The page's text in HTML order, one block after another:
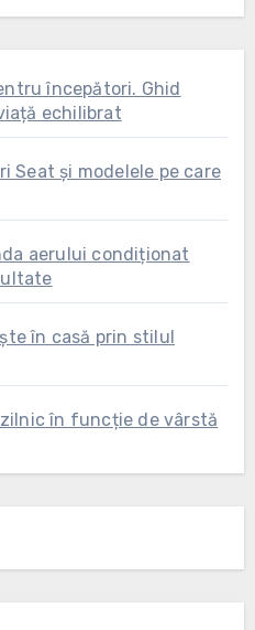
începători. Ghid
echilibrat
Seat și modelele pe care
aerului condiționat
în casă prin stilul
în funcție de vârstă